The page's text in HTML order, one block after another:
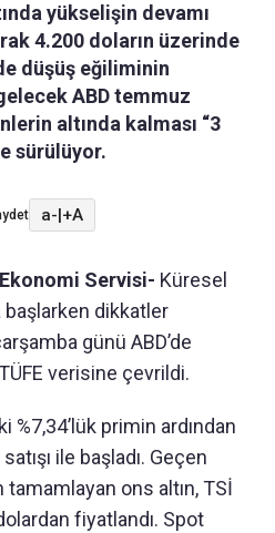
yükselişin devamı
4.200 doların üzerinde
düşüş eğiliminin
ABD temmuz
altında kalması “3
sürülüyor.
a-|+A
Servisi- Küresel
dikkatler
günü ABD’de
verisine çevrildi.
%7,34’lük primin ardından
ile başladı. Geçen
tamamlayan ons altın, TSİ
fiyatlandı. Spot